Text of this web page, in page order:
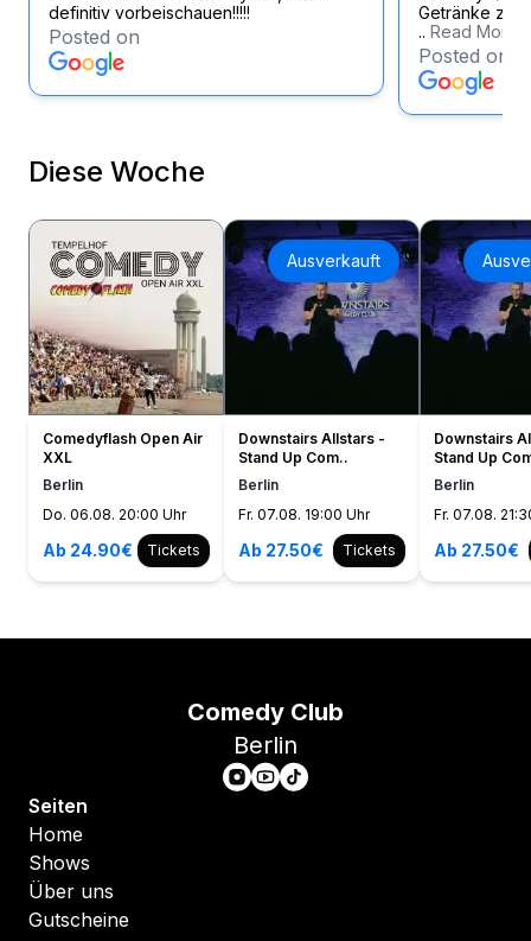
definitiv vorbeischauen!!!!!
Posted on
Getränke
.. Read More
Posted on
Diese Woche
Comedyflash Open Air
XXL
Berlin
Do. 06.08. 20:00 Uhr
Ab 24.90€ Tickets
Ausverkauft
Downstairs Allstars -
Stand Up Com..
Berlin
Fr. 07.08. 19:00 Uhr
Ab 27.50€ Tickets
Downstairs
Stand Up
Berlin
Fr. 07.08.
Ab 27.50€
Comedy Club
Berlin
Seiten
Home
Shows
Über uns
Gutscheine